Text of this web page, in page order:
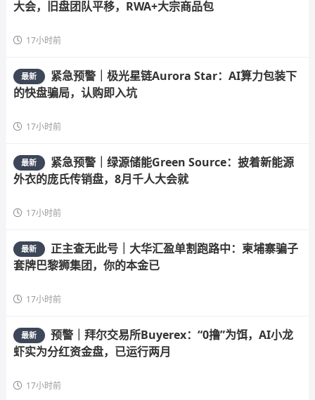
大会，旧盘团队平移，RWA+大宗商品包
17小时前
最新
紧急预警｜极光星链Aurora Star：AI算力包装下
的快盘骗局，认购即入坑
17小时前
最新
紧急预警｜绿源储能Green Source：披着新能源
外衣的庞氏传销盘，8月千人大会就
17小时前
最新
正主查无此号｜大华汇盈单割跑路中：柬埔寨骗子
套牌巴黎狮集团，你的本金已
17小时前
最新
预警｜拜尔交易所Buyerex：“0撸”为饵，AI小龙
虾实为分红资金盘，已运行两月
17小时前